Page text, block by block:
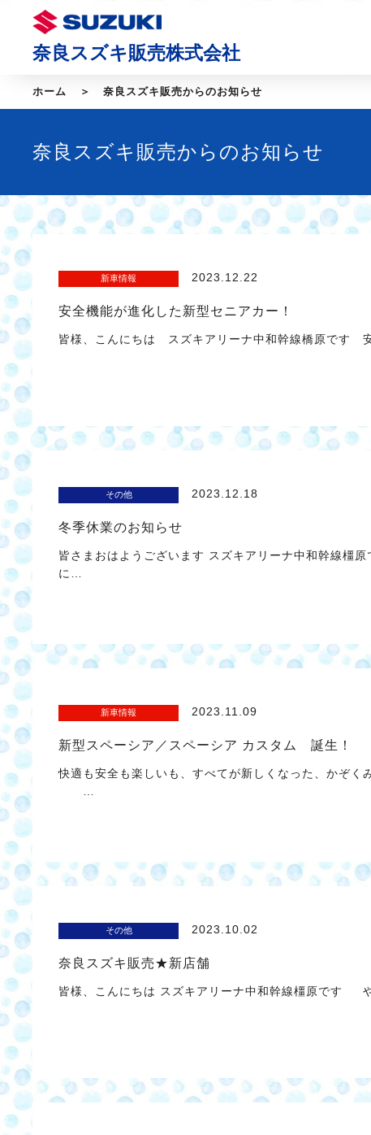
奈良スズキ販売株式会社
ホーム 奈良スズキ販売からのお知らせ
奈良スズキ販売からのお知らせ
新車情報 2023.12.22
安全機能が進化した新型セニアカー！
皆様、こんにちは スズキアリーナ中和幹線橋原です
その他 2023.12.18
冬季休業のお知らせ
皆さまおはようございます スズキアリーナ中和幹線橿
に…
新車情報 2023.11.09
新型スペーシア／スペーシア カスタム 誕生！
快適も安全も楽しいも、すべてが新しくなった、かぞく
その他 2023.10.02
奈良スズキ販売★新店舗
皆様、こんにちは スズキアリーナ中和幹線橿原です